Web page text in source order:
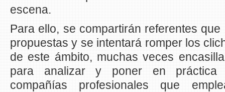
escena.
Para ello, se compartirán referentes
propuestas y se intentará romper los
de este ámbito, muchas veces
para analizar y poner en práctica
compañías profesionales que